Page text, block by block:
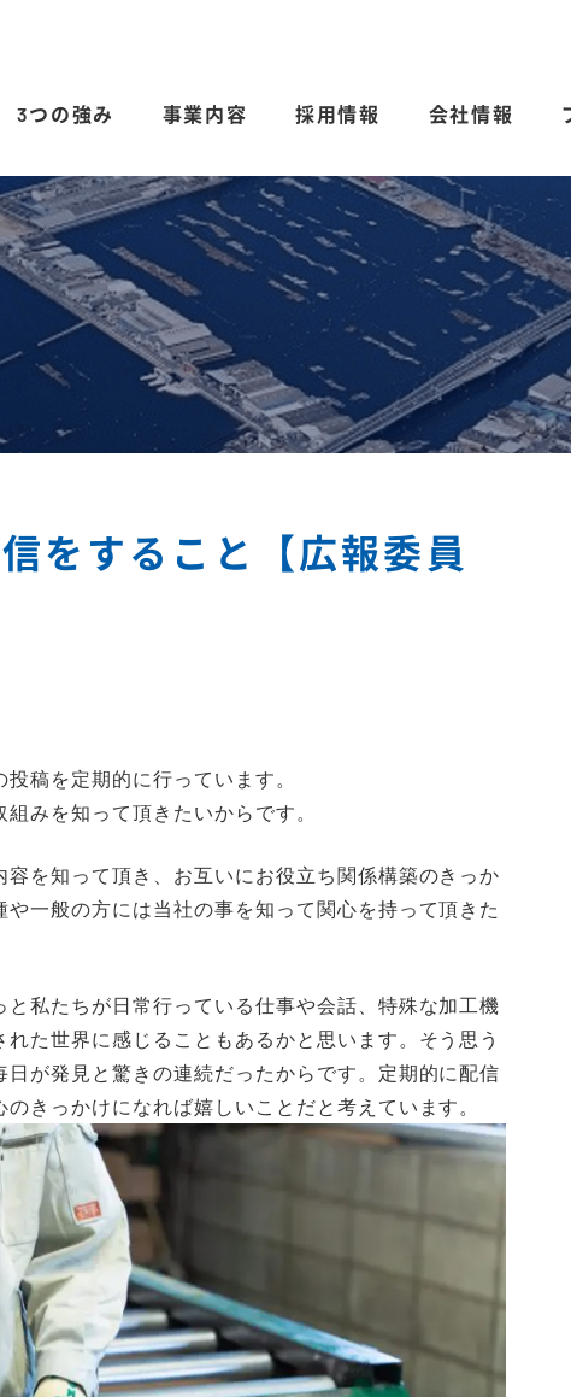
3つの強み 事業内容 採用情報 会社情報
をすること【広報委員
稿を定期的に行っています。
みを知って頂きたいからです。
を知って頂き、お互いにお役立ち関係構築のきっか
一般の方には当社の事を知って関心を持って頂きた
私たちが日常行っている仕事や会話、特殊な加工機
た世界に感じることもあるかと思います。そう思う
が発見と驚きの連続だったからです。定期的に配信
きっかけになれば嬉しいことだと考えています。